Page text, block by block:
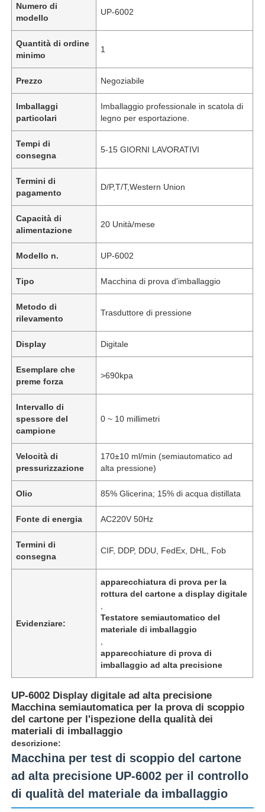
Casa
Prodotti
Chi siamo
Numero di
modello
UP-6002
Quantità di ordine
minimo
1
Prezzo Negoziabile
Imballaggi
particolari
Imballaggio professionale in scatola di
legno per esportazione.
Tempi di
consegna
5-15 GIORNI LAVORATIVI
Termini di
pagamento
D/P,T/T,Western Union
Capacità di
alimentazione
20 Unità/mese
Modello n. UP-6002
Tipo Macchina di prova d'imballaggio
Metodo di
rilevamento
Trasduttore di pressione
Display Digitale
Esemplare che
preme forza
>690kpa
Intervallo di
spessore del
campione
0 ~ 10 millimetri
Velocità di
pressurizzazione
170±10 ml/min (semiautomatico ad
alta pressione)
Olio 85% Glicerina; 15% di acqua distillata
Fonte di energia AC220V 50Hz
Termini di
consegna
CIF, DDP, DDU, FedEx, DHL, Fob
Evidenziare:
apparecchiatura di prova per la
rottura del cartone a display digitale
Testatore semiautomatico del
materiale di imballaggio
apparecchiature di prova di
imballaggio ad alta precisione
UP-6002 Display digitale ad alta precisione
Macchina semiautomatica per la prova di scoppio
del cartone per l'ispezione della qualità dei
materiali di imballaggio
descrizione:
Macchina per test di scoppio del cartone
ad alta precisione UP-6002 per il controllo
di qualità del materiale da imballaggio